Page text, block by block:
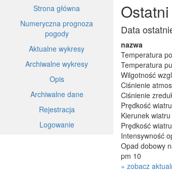
Strona główna
Numeryczna prognoza
pogody
Aktualne wykresy
Archiwalne wykresy
Opis
Archiwalne dane
Rejestracja
Logowanie
Data
nazwa
Temperatura
Temperatura
Wilgotność
Ciśnienie
Ciśnienie
Prędkość wiatru
Kierunek wiatru
Prędkość
Intensywność
Opad dobowy
pm 10
» zobacz